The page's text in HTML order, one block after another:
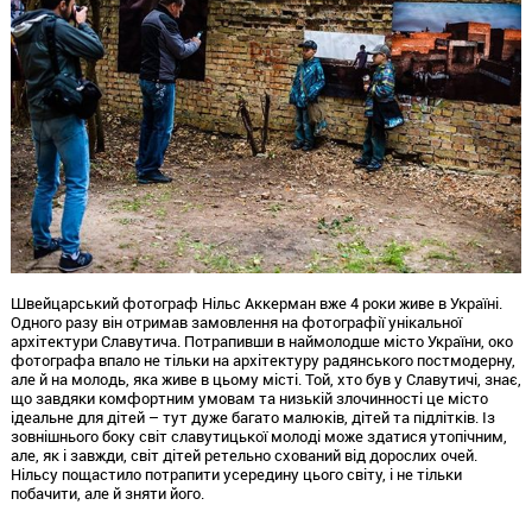
Швейцарський фотограф Нільс Аккерман вже 4 роки живе в Україні.
Одного разу він отримав замовлення на фотографії унікальної
архітектури Славутича. Потрапивши в наймолодше місто України, око
фотографа впало не тільки на архітектуру радянського постмодерну,
але й на молодь, яка живе в цьому місті. Той, хто був у Славутичі, знає,
що завдяки комфортним умовам та низькій злочинності це місто
ідеальне для дітей – тут дуже багато малюків, дітей та підлітків. Із
зовнішнього боку світ славутицької молоді може здатися утопічним,
але, як і завжди, світ дітей ретельно схований від дорослих очей.
Нільсу пощастило потрапити усередину цього світу, і не тільки
побачити, але й зняти його.